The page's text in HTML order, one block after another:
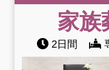
家族
2日間